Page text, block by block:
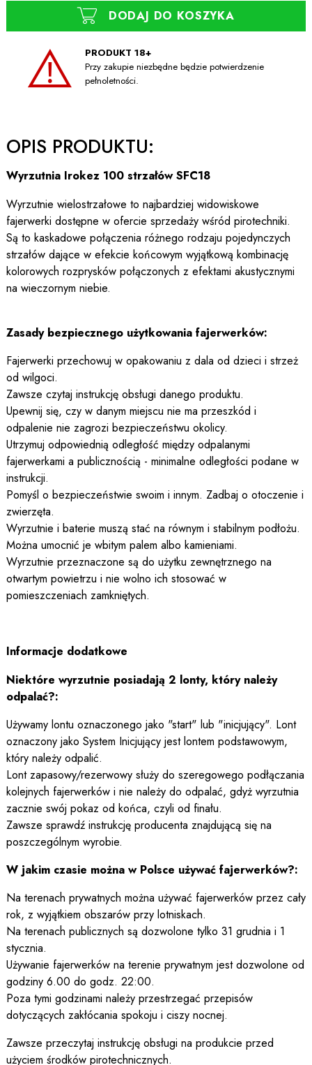
DODAJ DO KOSZYKA
PRODUKT 18+
Przy zakupie niezbędne będzie potwierdzenie
pełnoletności.
OPIS PRODUKTU:
Wyrzutnia Irokez 100 strzałów SFC18
Wyrzutnie wielostrzałowe to najbardziej widowiskowe
fajerwerki dostępne w ofercie sprzedaży wśród pirotechniki.
Są to kaskadowe połączenia różnego rodzaju pojedynczych
strzałów dające w efekcie końcowym wyjątkową kombinację
kolorowych rozprysków połączonych z efektami akustycznymi
na wieczornym niebie.
Zasady bezpiecznego użytkowania fajerwerków:
Fajerwerki przechowuj w opakowaniu z dala od dzieci i strzeż
od wilgoci.
Zawsze czytaj instrukcję obsługi danego produktu.
Upewnij się, czy w danym miejscu nie ma przeszkód i
odpalenie nie zagrozi bezpieczeństwu okolicy.
Utrzymuj odpowiednią odległość między odpalanymi
fajerwerkami a publicznością - minimalne odległości podane w
instrukcji.
Pomyśl o bezpieczeństwie swoim i innym. Zadbaj o otoczenie i
zwierzęta.
Wyrzutnie i baterie muszą stać na równym i stabilnym podłożu.
Można umocnić je wbitym palem albo kamieniami.
Wyrzutnie przeznaczone są do użytku zewnętrznego na
otwartym powietrzu i nie wolno ich stosować w
pomieszczeniach zamkniętych.
Informacje dodatkowe
Niektóre wyrzutnie posiadają 2 lonty, który należy
odpalać?:
Używamy lontu oznaczonego jako "start" lub "inicjujący". Lont
oznaczony jako System Inicjujący jest lontem podstawowym,
który należy odpalić.
Lont zapasowy/rezerwowy służy do szeregowego podłączania
kolejnych fajerwerków i nie należy do odpalać, gdyż wyrzutnia
zacznie swój pokaz od końca, czyli od finału.
Zawsze sprawdź instrukcję producenta znajdującą się na
poszczególnym wyrobie.
W jakim czasie można w Polsce używać fajerwerków?:
Na terenach prywatnych można używać fajerwerków przez cały
rok, z wyjątkiem obszarów przy lotniskach.
Na terenach publicznych są dozwolone tylko 31 grudnia i 1
stycznia.
Używanie fajerwerków na terenie prywatnym jest dozwolone od
godziny 6.00 do godz. 22:00.
Poza tymi godzinami należy przestrzegać przepisów
dotyczących zakłócania spokoju i ciszy nocnej.
Zawsze przeczytaj instrukcję obsługi na produkcie przed
użyciem środków pirotechnicznych.